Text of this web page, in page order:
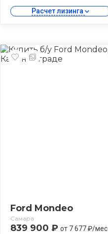
Расчет лизинга
Ford Mondeo
Самара
839 900 ₽ от 7 677 ₽/мес